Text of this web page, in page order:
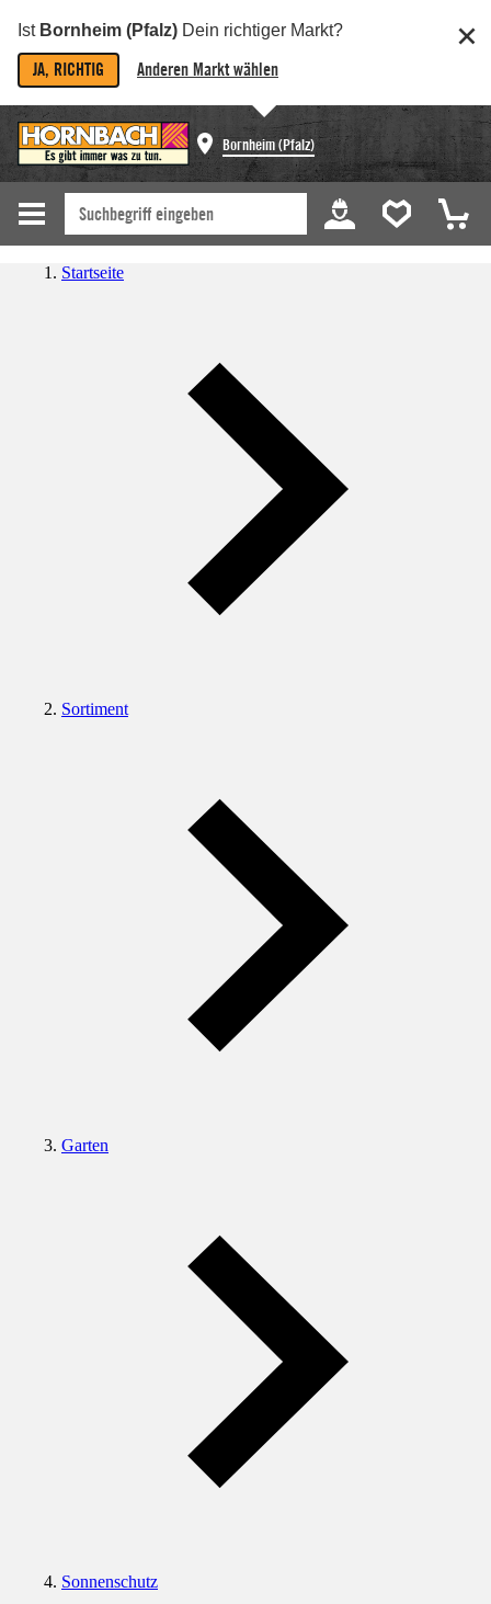
Ist Bornheim (Pfalz) Dein richtiger Markt?
JA, RICHTIG Anderen Markt wählen
Bornheim (Pfalz)
Startseite
Sortiment
Garten
Sonnenschutz